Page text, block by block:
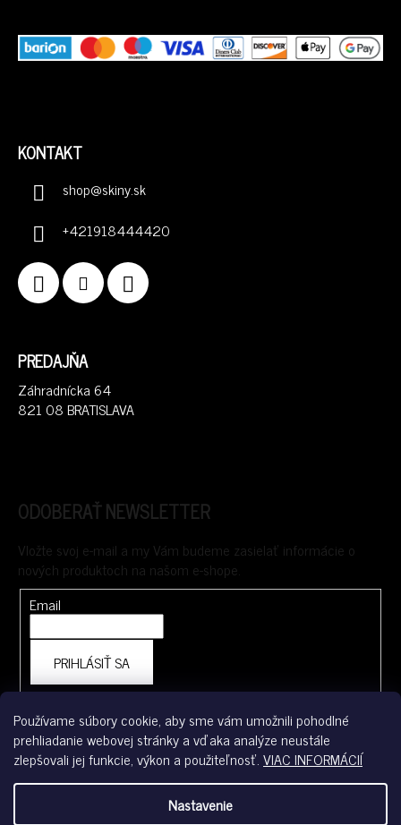
Používame súbory cookie, aby sme vám umožnili pohodlné
prehliadanie webovej stránky a vďaka analýze neustále
zlepšovali jej funkcie, výkon a použiteľnosť.VIAC INFORMÁCIÍ
Nastavenie
KONTAKT
shop@skiny.sk
+421918444420
PREDAJŇA
Záhradnícka 64
821 08 BRATISLAVA
ODOBERAŤ NEWSLETTER
Vložte svoj e-mail a my Vám budeme zasielať informácie o
nových produktoch na našom e-shope.
Email
PRIHLÁSIŤ SA
FACEBOOK
skiny.sk